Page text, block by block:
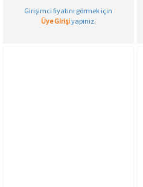
Girişimci fiyatını görmek için
Üye Girişiyapınız.